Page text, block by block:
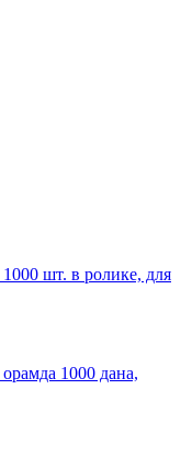
1000 дана,